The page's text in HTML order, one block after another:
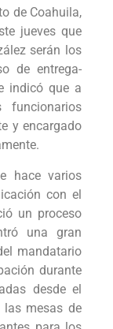
de Coahuila,
jueves que
serán los
de entrega-
indicó que a
y encargado
hace varios
con el
un proceso
una gran
mandatario
durante
desde el
las mesas de